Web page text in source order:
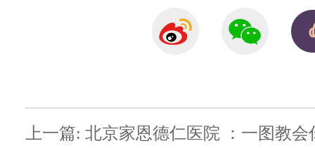
上一篇: 北京家恩德仁医院 ：一图教